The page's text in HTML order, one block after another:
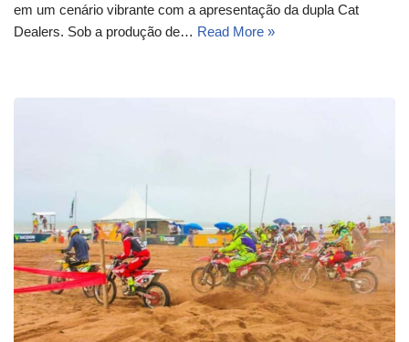
em um cenário vibrante com a apresentação da dupla Cat
Dealers. Sob a produção de… Read More »